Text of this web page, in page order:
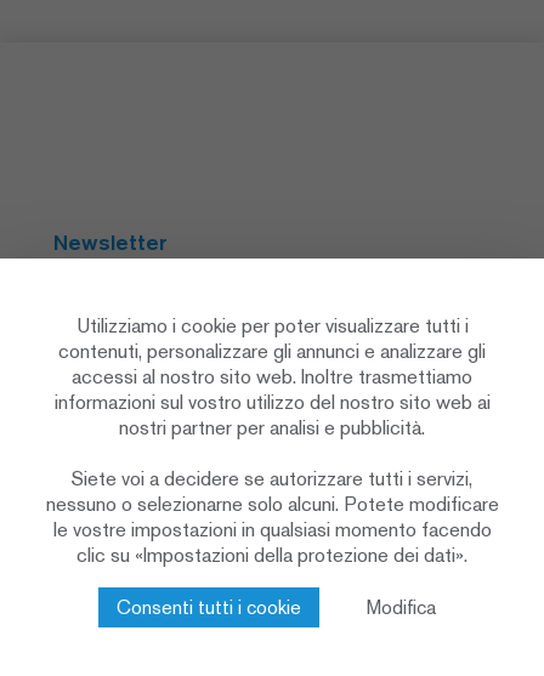
Newsletter
Social Media
Impostazioni sulla privacy
Cookie Policy
Colophon & note legali
Contatto
Utilizziamo i cookie per poter visualizzare tutti i
contenuti, personalizzare gli annunci e analizzare gli
accessi al nostro sito web. Inoltre trasmettiamo
informazioni sul vostro utilizzo del nostro sito web ai
nostri partner per analisi e pubblicità.
Siete voi a decidere se autorizzare tutti i servizi,
nessuno o selezionarne solo alcuni. Potete modificare
le vostre impostazioni in qualsiasi momento facendo
clic su «Impostazioni della protezione dei dati».
Consenti tutti i cookie Modifica